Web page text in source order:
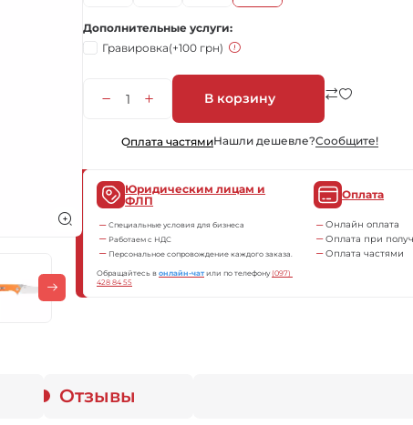
Дополнительные услуги
Гравировка(+100 грн)
В корзину
Оплата частямиНашли дешевле?Сообщите!
Юридическим лицам и
ФЛП
Специальные условия для бизнеса
Работаем с НДС
Персональное сопровождение каждого заказа.
Обращайтесь вонлайн-чатили по телефону(097)
428 84 55
Оплата
Онлайн оплата
Оплата при
Оплата частями
Отзывы